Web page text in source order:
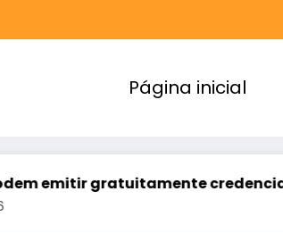
Página inicial
gratuitamente credencial digital